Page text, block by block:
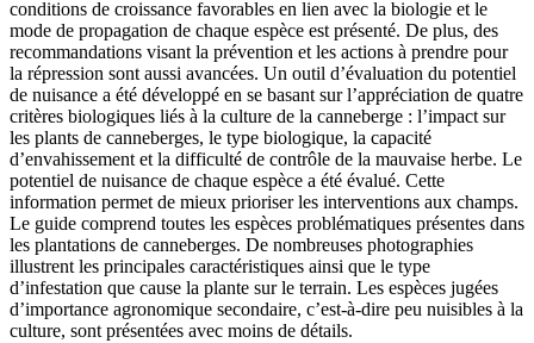
conditions de croissance favorables en lien avec la biologie et le
mode de propagation de chaque espèce est présenté. De plus, des
recommandations visant la prévention et les actions à prendre pour
la répression sont aussi avancées. Un outil d’évaluation du potentiel
de nuisance a été développé en se basant sur l’appréciation de quatre
critères biologiques liés à la culture de la canneberge : l’impact sur
les plants de canneberges, le type biologique, la capacité
d’envahissement et la difficulté de contrôle de la mauvaise herbe. Le
potentiel de nuisance de chaque espèce a été évalué. Cette
information permet de mieux prioriser les interventions aux champs.
Le guide comprend toutes les espèces problématiques présentes dans
les plantations de canneberges. De nombreuses photographies
illustrent les principales caractéristiques ainsi que le type
d’infestation que cause la plante sur le terrain. Les espèces jugées
d’importance agronomique secondaire, c’est-à-dire peu nuisibles à la
culture, sont présentées avec moins de détails.